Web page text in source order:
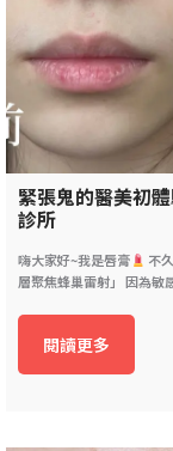
緊張鬼的醫美初
診所
嗨大家好~我是唇膏
不
層聚焦蜂巢雷射」 因為敏
閱讀更多